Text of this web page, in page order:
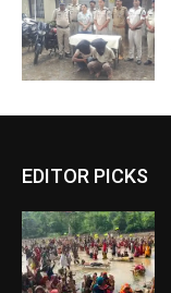
EDITOR PICKS